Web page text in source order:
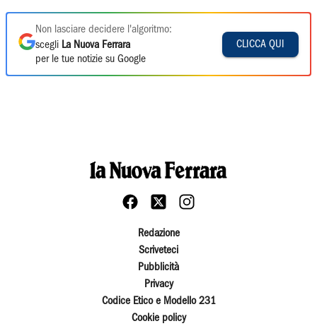
Non lasciare decidere l'algoritmo:
scegli La Nuova Ferrara
per le tue notizie su Google
CLICCA QUI
Redazione
Scriveteci
Pubblicità
Privacy
Codice Etico e Modello 231
Cookie policy